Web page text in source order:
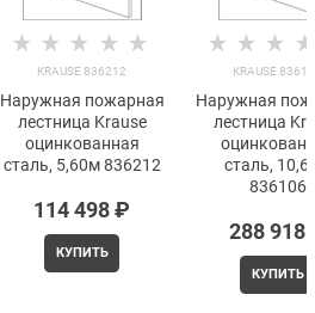
KRAUSE 836212
Наружная пожарная
лестница Krause
оцинкованная
сталь, 5,60м 836212
114 498 ₽
КУПИТЬ
KRAUSE
Наружная
лестница
сталь,
836106
288 918
КУПИТЬ